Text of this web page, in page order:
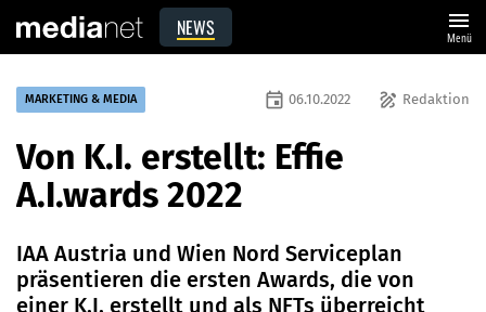
NEWS menu
Menü
MARKETING & MEDIA draw Redaktion
event 06.10.2022
Von K.I. erstellt: Effie
A.I.wards 2022
IAA Austria und Wien Nord Serviceplan
präsentieren die ersten Awards, die von
einer K.I. erstellt und als NFTs überreicht